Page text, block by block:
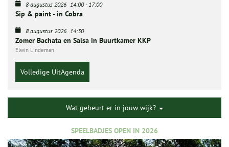
8 augustus 2026 14:00-17:00
Sip & paint - in Cobra
8 augustus 2026 14:30
Zomer Bachata en Salsa in Buurtkamer KKP
Elwin Lindeman
Volledige UitAgenda
Wat gebeurt er in jouw wijk?
SPEELBADJES OPEN IN 2026